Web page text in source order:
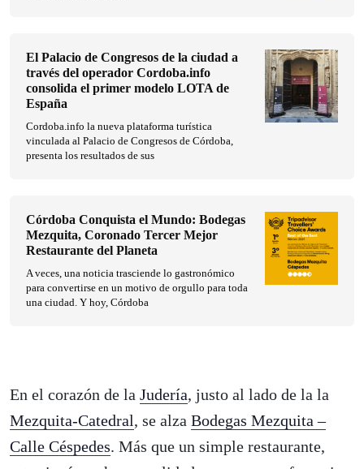
En el corazón de la Judería, justo al lado de la la
Mezquita‑Catedral, se alza Bodegas Mezquita –
Calle Céspedes. Más que un simple restaurante,
El Palacio de Congresos de la ciudad a
través del operador Cordoba.info
consolida el primer modelo LOTA de
España
Cordoba.info la nueva plataforma turística
vinculada al Palacio de Congresos de Córdoba,
presenta los resultados de sus
Córdoba Conquista el Mundo: Bodegas
Mezquita, Coronado Tercer Mejor
Restaurante del Planeta
A veces, una noticia trasciende lo gastronómico
para convertirse en un motivo de orgullo para toda
una ciudad. Y hoy, Córdoba